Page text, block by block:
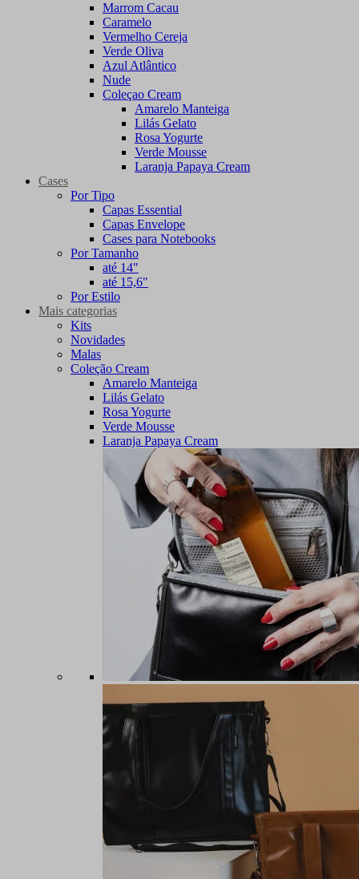
Marrom Cacau
Caramelo
Vermelho Cereja
Verde Oliva
Azul Atlântico
Nude
Coleçao Cream
Amarelo Manteiga
Lilás Gelato
Rosa Yogurte
Verde Mousse
Laranja Papaya Cream
Cases
Por Tipo
Capas Essential
Capas Envelope
Cases para Notebooks
Por Tamanho
até 14"
até 15,6"
Por Estilo
Mais categorias
Kits
Novidades
Malas
Coleção Cream
Amarelo Manteiga
Lilás Gelato
Rosa Yogurte
Verde Mousse
Laranja Papaya Cream